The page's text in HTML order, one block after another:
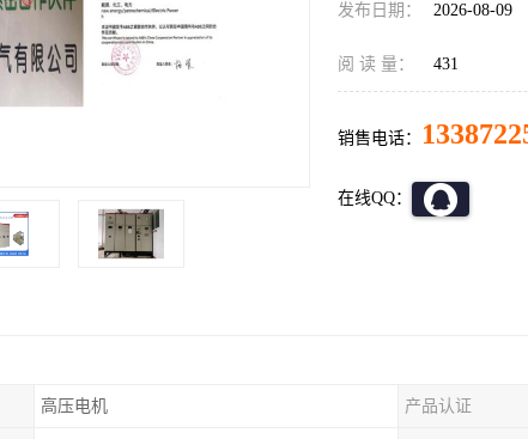
发布日期： 2026-08-09
阅 读 量： 431
销售电话：
在线QQ：
高压电机 产品认证